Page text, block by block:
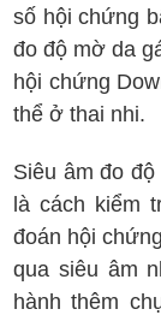
số hội chứng
đo độ mờ da
hội chứng
thể ở thai nhi.
Siêu âm đo
là cách kiểm
đoán hội
qua siêu âm
hành thêm